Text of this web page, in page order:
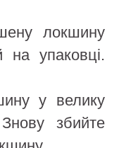
локшину
на упаковці.
у велику
збийте